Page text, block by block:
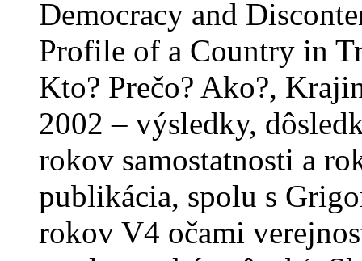
Democracy and
Profile of a Country in
Kto? Prečo? Ako?,
2002 – výsledky,
rokov samostatnosti a
publikácia, spolu s
rokov V4 očami